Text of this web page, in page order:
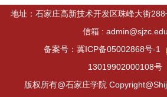
地址：石家庄高新技术开发区珠峰大街
信箱 :
备案号：冀ICP备05002868号-1
13019902000108号
版权所有@石家庄学院